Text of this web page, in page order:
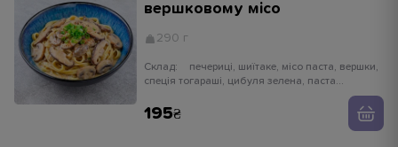
вершковому місо
290 г
Склад:
спеція тогараші, цибуля зелена, паста
195